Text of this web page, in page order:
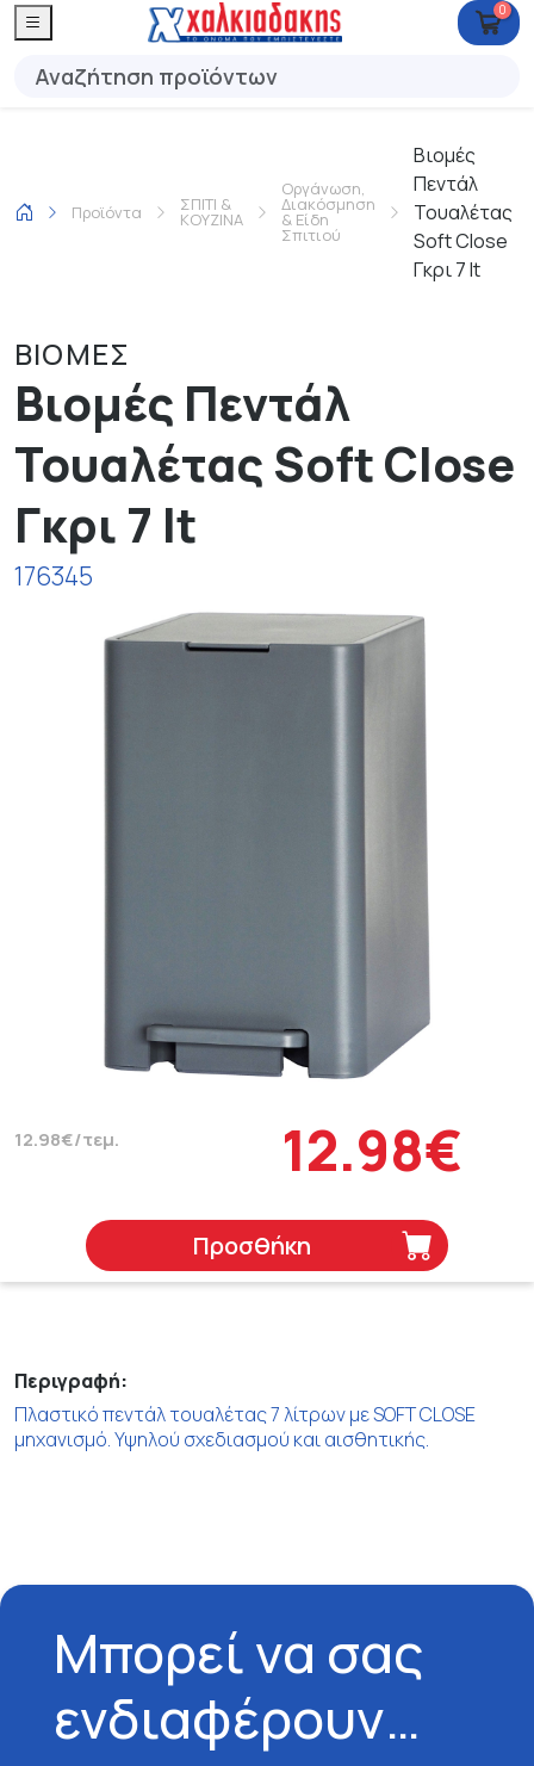
0
Προϊόντα ΣΠΙΤΙ &
ΚΟΥΖΙΝΑ
Οργάνωση,
Διακόσμηση
& Είδη
Σπιτιού
Βιομές
Πεντάλ
Τουαλέτας
Soft Close
Γκρι 7 lt
ΒΙΟΜΕΣ
Βιομές Πεντάλ
Τουαλέτας Soft Close
Γκρι 7 lt
176345
12.98€/τεμ. 12.98€
Προσθήκη
Περιγραφή:
Πλαστικό πεντάλ τουαλέτας 7 λίτρων με SOFT CLOSE
μηχανισμό. Υψηλού σχεδιασμού και αισθητικής.
Μπορεί να σας
ενδιαφέρουν…